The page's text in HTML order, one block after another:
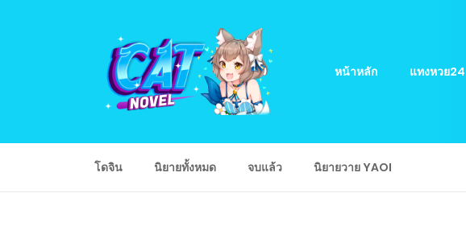
หน้าหลัก แทงหวย24
โดจิน นิยายทั้งหมด จบแล้ว นิยายวาย YAOI